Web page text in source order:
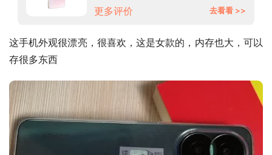
更多评价 去看看 >>
这手机外观很漂亮，很喜欢，这是女款的，内存也大，可以
存很多东西